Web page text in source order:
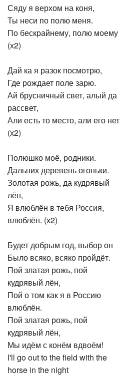
Сяду я верхом на коня,
Ты неси по полю меня.
По бескрайнему, полю моему
(х2)
Дай ка я разок посмотрю,
Где рождает поле зарю.
Ай брусничный свет, алый да
рассвет,
Али есть то место, али его нет.
(х2)
Полюшко моё, родники.
Дальних деревень огоньки.
Золотая рожь, да кудрявый
лён,
Я влюблён в тебя Россия,
влюблён. (х2)
Будет добрым год, выбор он
Было всяко, всяко пройдёт.
Пой златая рожь, пой
кудрявый лён,
Пой о том как я в Россию
влюблён.
Пой златая рожь, пой
кудрявый лён,
Мы идём с конём вдвоём!
I'll go out to the field with the
horse in the night